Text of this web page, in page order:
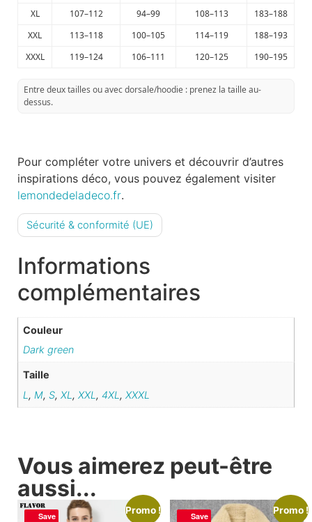
XL
107–112 94–99 108–113
183–188
XXL
113–118 100–105 114–119
188–193
XXXL
119–124 106–111 120–125 190–195
Entre deux tailles ou avec dorsale/hoodie : prenez la taille au-
dessus.
Pour compléter votre univers et découvrir d’autres
inspirations déco, vous pouvez également visiter
lemondedeladeco.fr.
Sécurité & conformité (UE)
Informations
complémentaires
Couleur
Dark green
Taille
L , M,S,XL ,XXL ,4XL ,XXXL
Vous aimerez peut-être
aussi...
Save
Promo !
Save
Promo !